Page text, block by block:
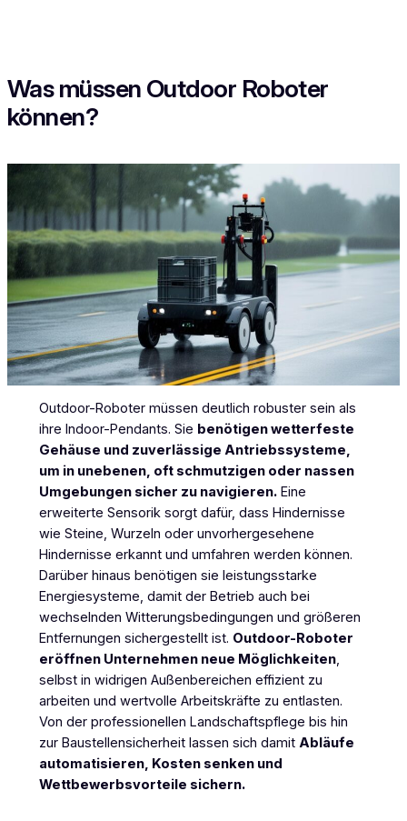
Was müssen Outdoor Roboter
können?
Outdoor-Roboter müssen deutlich robuster sein als
ihre Indoor-Pendants. Sie benötigen wetterfeste
Gehäuse und zuverlässige Antriebssysteme,
um in unebenen, oft schmutzigen oder nassen
Umgebungen sicher zu navigieren.Eine
erweiterte Sensorik sorgt dafür, dass Hindernisse
wie Steine, Wurzeln oder unvorhergesehene
Hindernisse erkannt und umfahren werden können.
Darüber hinaus benötigen sie leistungsstarke
Energiesysteme, damit der Betrieb auch bei
wechselnden Witterungsbedingungen und größeren
Entfernungen sichergestellt ist. Outdoor-Roboter
eröffnen Unternehmen neue Möglichkeiten,
selbst in widrigen Außenbereichen effizient zu
arbeiten und wertvolle Arbeitskräfte zu entlasten.
Von der professionellen Landschaftspflege bis hin
zur Baustellensicherheit lassen sich damit Abläufe
automatisieren, Kosten senken und
Wettbewerbsvorteile sichern.